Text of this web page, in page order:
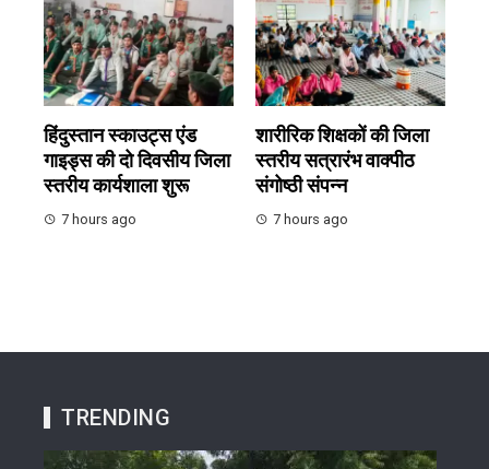
हिंदुस्तान स्काउट्स एंड
गाइड्स की दो दिवसीय जिला
स्तरीय कार्यशाला शुरू
7 hours ago
शारीरिक शिक्षकों की जिला
स्तरीय सत्रारंभ वाक्पीठ
संगोष्ठी संपन्न
7 hours ago
TRENDING